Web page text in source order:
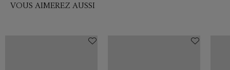
VOUS AIMEREZ AUSSI